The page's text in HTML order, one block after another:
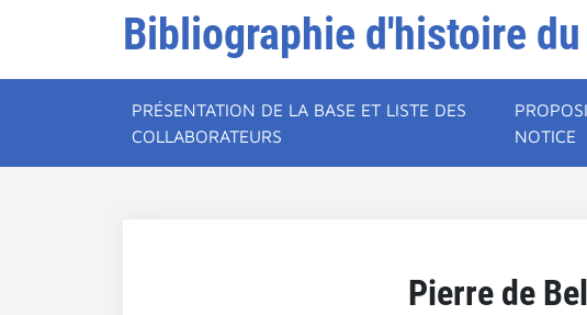
Bibliographie d'histoire
PRÉSENTATION DE LA BASE ET LISTE DES
COLLABORATEURS
NOTICE
Pierre de